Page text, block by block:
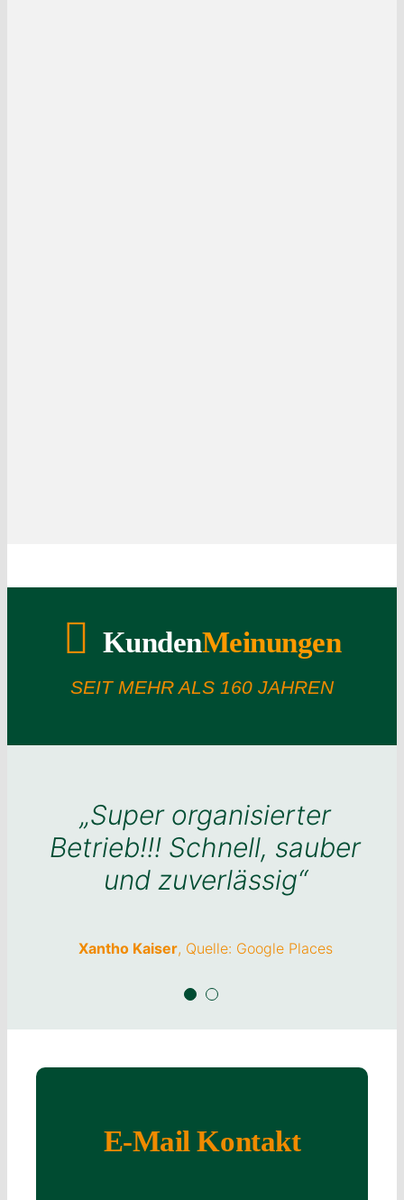
KundenMeinungen
SEIT MEHR ALS 160 JAHREN
„Super organisierter
Betrieb!!! Schnell, sauber
und zuverlässig“
Xantho Kaiser, Quelle: Google Places
„Super organisierter
Betrieb!!! Schnell, sauber
und zuverlässig“
Xantho Kaiser Quelle: Google Places
E-Mail Kontakt